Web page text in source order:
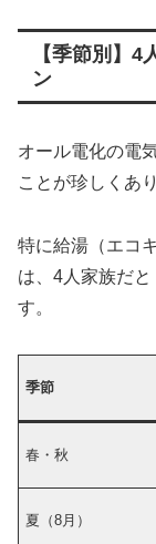
【季節別】4
ン
オール電化の電
ことが珍しくあ
特に給湯（エコ
は、4人家族だ
す。
季節
春・秋
夏（8月）